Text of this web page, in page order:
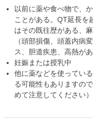
以前に薬や食べ物で、
ことがある。QT延長を
はその既往歴がある、
（頭部損傷、頭蓋内病
ス、胆道疾患、高熱があ
妊娠または授乳中
他に薬などを使ってい
る可能性もありますの
めて注意してください）